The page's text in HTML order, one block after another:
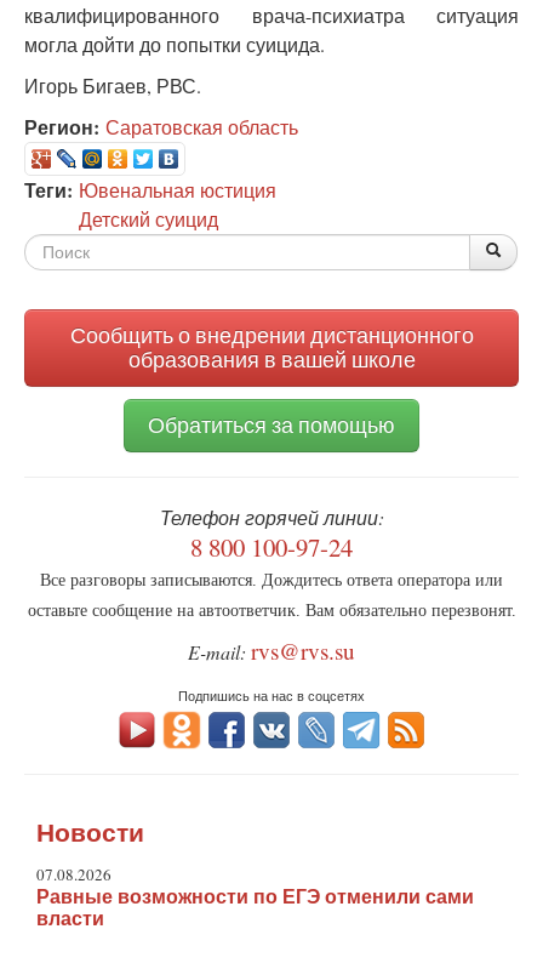
квалифицированного врача-психиатра ситуация
могла дойти до попытки суицида.
Игорь Бигаев, РВС.
Регион: Саратовская область
Теги: Ювенальная юстиция
Детский суицид
Форма
Сообщить о внедрении дистанционного
образования в вашей школе
Обратиться за помощью
Телефон горячей линии:
8 800 100-97-24
Все разговоры записываются. Дождитесь ответа оператора или
оставьте сообщение на автоответчик. Вам обязательно перезвонят.
E-mail: rvs@rvs.su
Подпишись на нас в соцсетях
Новости
07.08.2026
Равные возможности по ЕГЭ отменили сами
власти